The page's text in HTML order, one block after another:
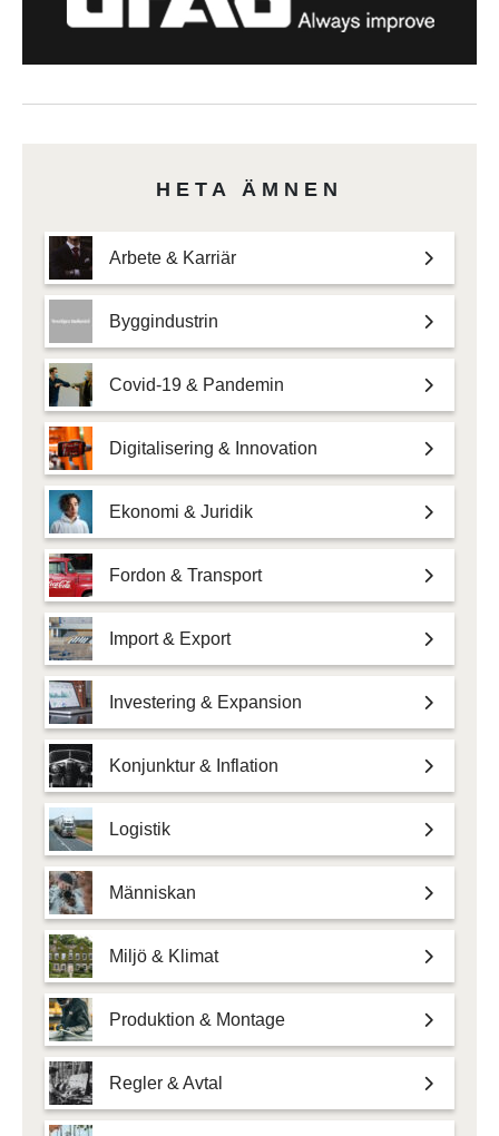
HETA ÄMNEN
Arbete & Karriär
Byggindustrin
Covid-19 & Pandemin
Digitalisering & Innovation
Ekonomi & Juridik
Fordon & Transport
Import & Export
Investering & Expansion
Konjunktur & Inflation
Logistik
Människan
Miljö & Klimat
Produktion & Montage
Regler & Avtal